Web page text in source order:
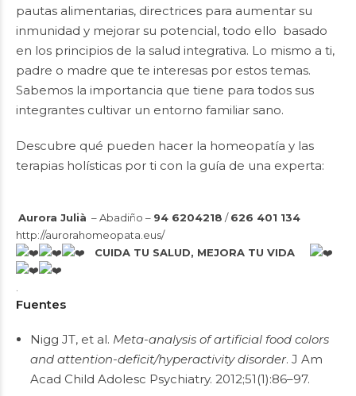
pautas alimentarias, directrices para aumentar su
inmunidad y mejorar su potencial, todo ello basado
en los principios de la salud integrativa. Lo mismo a ti,
padre o madre que te interesas por estos temas.
Sabemos la importancia que tiene para todos sus
integrantes cultivar un entorno familiar sano.
Descubre qué pueden hacer la homeopatía y las
terapias holísticas por ti con la guía de una experta:
Aurora Julià – Abadiño – 94 6204218 /626 401 134
http://aurorahomeopata.eus/
CUIDA TU SALUD, MEJORA TU VIDA
.
Fuentes
Nigg JT, et al. Meta-analysis of artificial food colors
and attention-deficit/hyperactivity disorder. J Am
Acad Child Adolesc Psychiatry. 2012;51(1):86–97.